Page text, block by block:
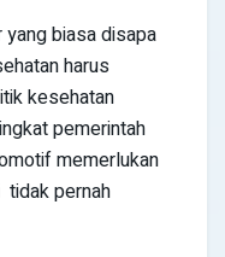
yang biasa disapa
harus
kesehatan
pemerintah
memerlukan
tidak pernah